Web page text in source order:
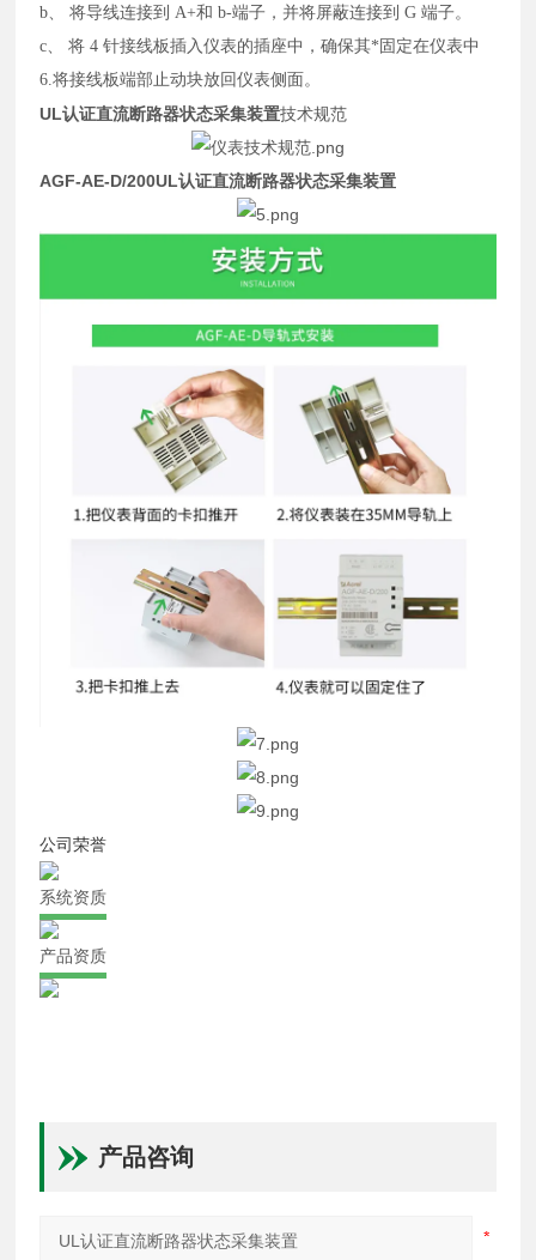
b、 将导线连接到 A+和 b-端子，并将屏蔽连接到 G 端子。
c、 将 4 针接线板插入仪表的插座中，确保其*固定在仪表中
6.将接线板端部止动块放回仪表侧面。
UL认证直流断路器状态采集装置技术规范
AGF-AE-D/200UL认证直流断路器状态采集装置
公司荣誉
系统资质
产品资质
产品咨询